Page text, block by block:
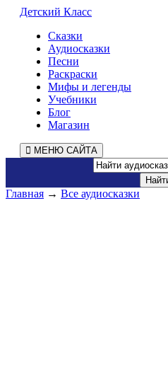
Детский Класс
Сказки
Аудиосказки
Песни
Раскраски
Мифы и легенды
Учебники
Блог
Магазин
МЕНЮ САЙТА
Главная → Все аудиосказки